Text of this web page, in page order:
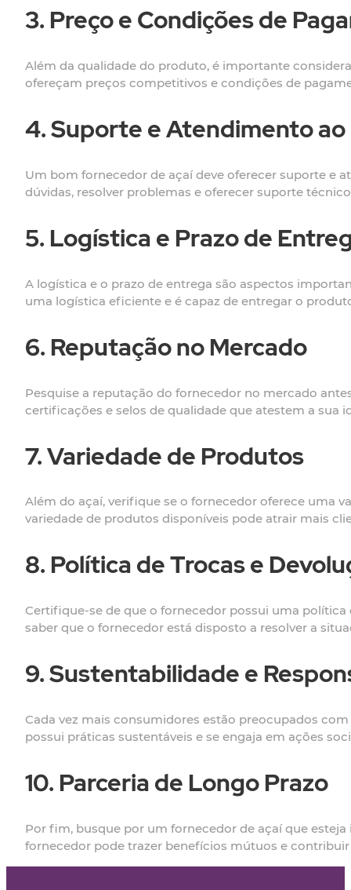
3. Preço e Condições de
Além da qualidade do produto, é importante
ofereçam preços competitivos e condições de
4. Suporte e Atendimento
Um bom fornecedor de açaí deve oferecer suporte e
dúvidas, resolver problemas e oferecer suporte
5. Logística e Prazo de
A logística e o prazo de entrega são aspectos
uma logística eficiente e é capaz de entregar o
6. Reputação no Mercado
Pesquise a reputação do fornecedor no mercado
certificações e selos de qualidade que atestem a sua
7. Variedade de Produtos
Além do açaí, verifique se o fornecedor oferece uma
variedade de produtos disponíveis pode atrair mais
8. Política de Trocas e
Certifique-se de que o fornecedor possui uma
saber que o fornecedor está disposto a resolver a
9. Sustentabilidade e
Cada vez mais consumidores estão preocupados
possui práticas sustentáveis e se engaja em ações
10. Parceria de Longo Prazo
Por fim, busque por um fornecedor de açaí que
fornecedor pode trazer benefícios mútuos e